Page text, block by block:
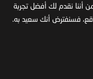
في السوق السعودية
السعودي
أننا نقدم لك أفضل تجربة
فسنفترض أنك سعيد به.